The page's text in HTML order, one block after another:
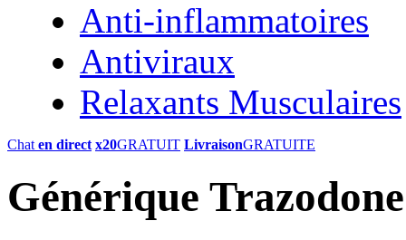
Anti-inflammatoires
Antiviraux
Relaxants Musculaires
Chat en direct x20GRATUIT LivraisonGRATUITE
Générique